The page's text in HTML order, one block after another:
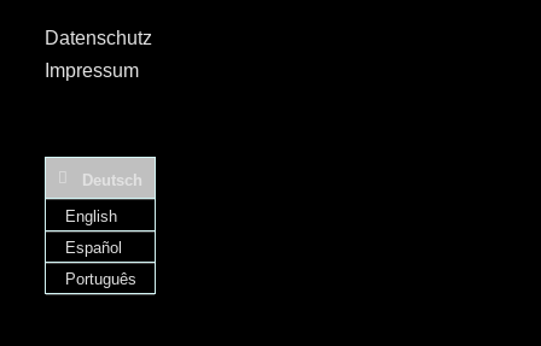
Datenschutz
Impressum
Deutsch
English
Español
Português